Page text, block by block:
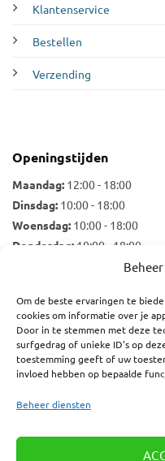
Om de beste ervaringen te
cookies om informatie over je
Door in te stemmen met deze
surfgedrag of unieke ID's op
toestemming geeft of uw
invloed hebben op bepaalde
Beheer diensten
Klantenservice
Bestellen
Verzending
Openingstijden
Maandag: 12:00 - 18:00
Dinsdag: 10:00 - 18:00
Woensdag: 10:00 - 18:00
Donderdag: 10:00 - 18:00
Nieuwsbrief
E-mailadres: